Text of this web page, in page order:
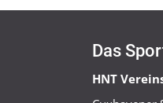
Das
HNT